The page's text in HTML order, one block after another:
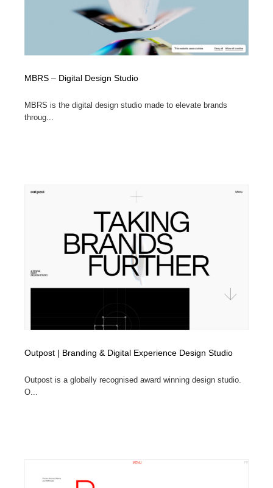
MBRS – Digital Design Studio
MBRS is the digital design studio made to elevate brands
throug...
Outpost | Branding & Digital Experience Design Studio
Outpost is a globally recognised award winning design studio.
O...